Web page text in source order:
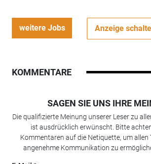
weitere Jobs Anzeige
KOMMENTARE
SAGEN SIE UNS IHRE
Die qualifizierte Meinung unserer Leser zu
ist ausdrücklich erwünscht. Bitte
Kommentaren auf die Netiquette, um allen
angenehme Kommunikation zu